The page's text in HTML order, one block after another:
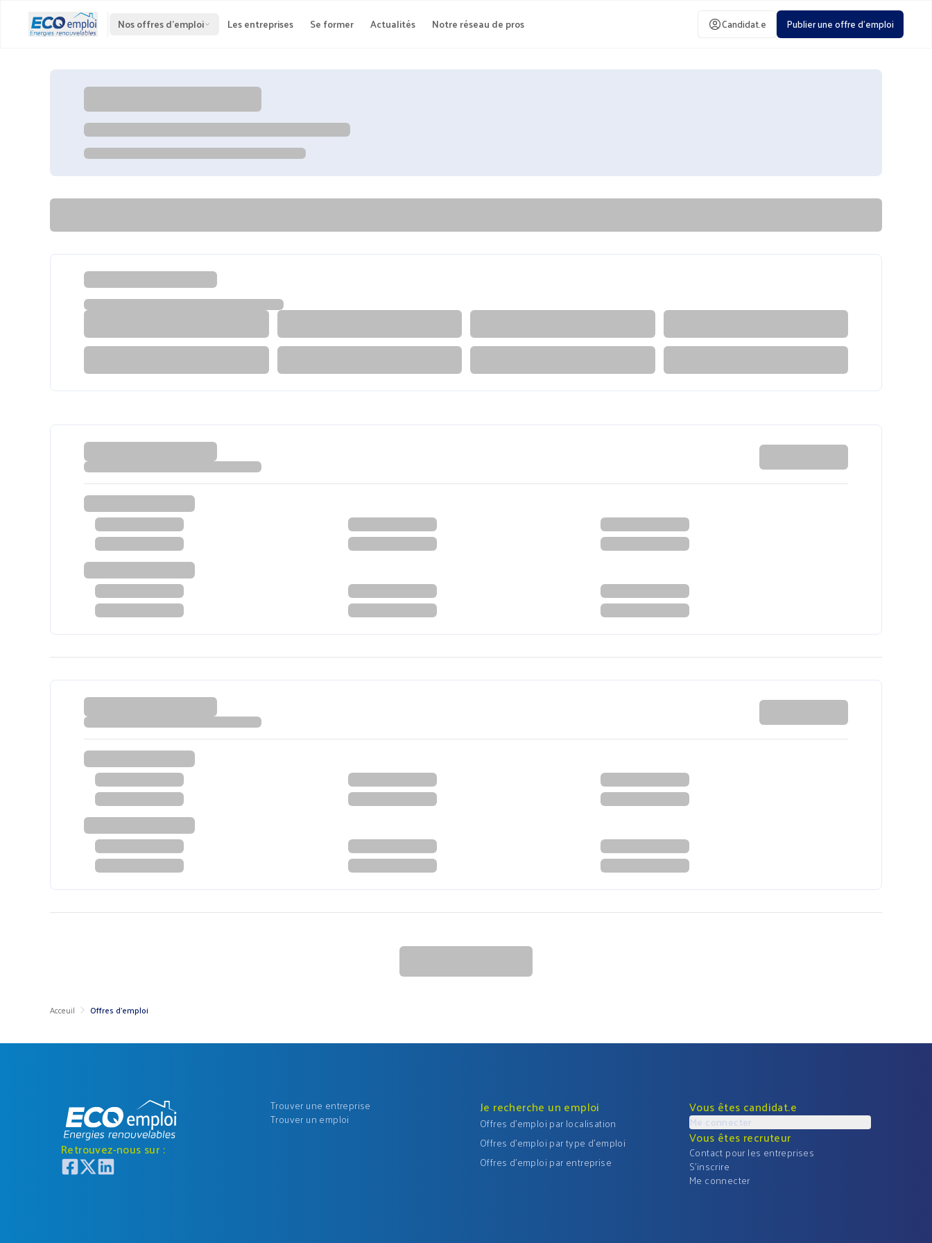
Nos offres d'emploi Les entreprises Se former Actualités Notre réseau de pros Candidat.e Publier une offre d'emploi
Acceuil Offres d'emploi
Retrouvez-nous sur :
Trouver une entreprise
Trouver un emploi
Je recherche un emploi
Offres d'emploi par localisation
Offres d'emploi par type d'emploi
Offres d'emploi par entreprise
Vous êtes candidat.e
Me connecter
Vous êtes recruteur
Contact pour les entreprises
S'inscrire
Me connecter